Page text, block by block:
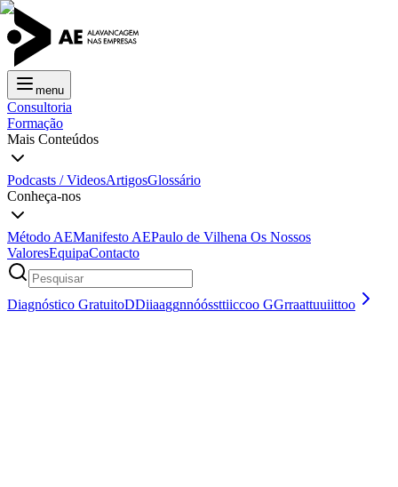
menu
Consultoria
Formação
Mais Conteúdos
Podcasts / VideosArtigosGlossário
Conheça-nos
Método AEManifesto AEPaulo de Vilhena Os Nossos
ValoresEquipaContacto
Diagnóstico GratuitoDDiiaaggnnóóssttiiccoo GGrraattuuiittoo